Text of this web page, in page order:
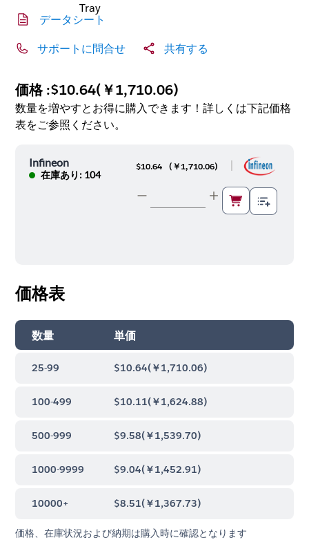
Tray
データシート
サポートに問合せ 共有する
価格 :$10.64(￥1,710.06)
数量を増やすとお得に購入できます！詳しくは下記価格
表をご参照ください。
Infineon
在庫あり: 104
$10.64 ( ￥1,710.06)
価格表
数量 単価
25-99 $10.64(￥1,710.06)
100-499 $10.11(￥1,624.88)
500-999 $9.58(￥1,539.70)
1000-9999 $9.04(￥1,452.91)
10000+ $8.51(￥1,367.73)
価格、在庫状況および納期は購入時に確認となります